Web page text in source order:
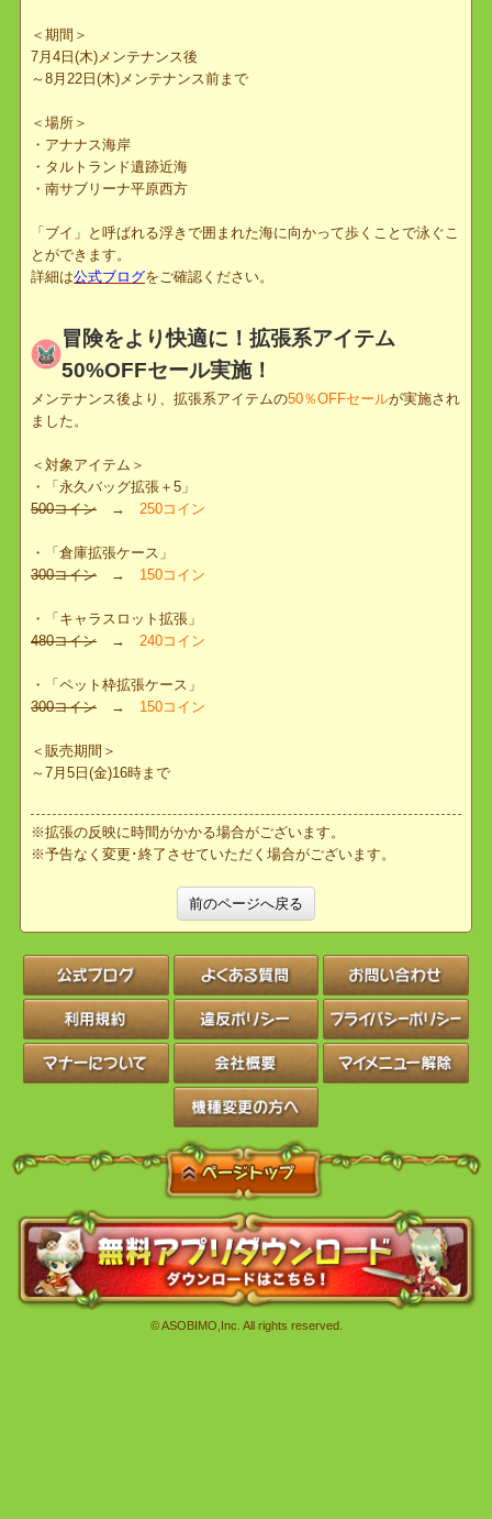
ぷちっと海開き
ウォールナッツ王国で海開きが始まりました。
以下の場所にて、遊泳することが可能になりました。
＜期間＞
7月4日(木)メンテナンス後
～8月22日(木)メンテナンス前まで
＜場所＞
・アナナス海岸
・タルトランド遺跡近海
「ブイ」と呼ばれる浮きで囲まれた海に向かって歩くことで泳ぐこ
とができます。
詳細は公式ブログをご確認ください。
冒険をより快適に！拡張系アイテム
50%OFFセール実施！
ました。
・「永久バッグ拡張＋5」
500コイン
→250コイン
・「倉庫拡張ケース」
300コイン → 150コイン
・「キャラスロット拡張」
・「ペット枠拡張ケース」
300コイン→150コイン
～7月5日(金)16時まで
※拡張の反映に時間がかかる場合がございます。
※予告なく変更･終了させていただく場合がございます。
前のページへ戻る